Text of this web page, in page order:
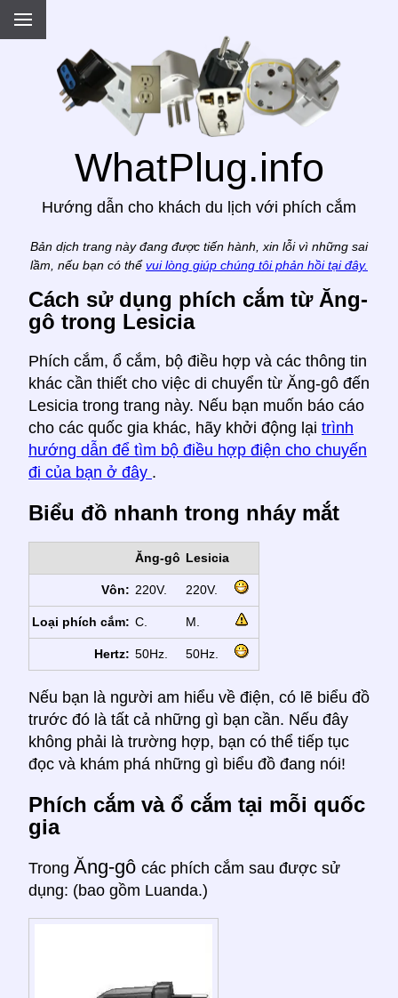
WhatPlug.info
Hướng dẫn cho khách du lịch với phích cắm
Bản dịch trang này đang được tiến hành, xin lỗi vì những sai
lầm, nếu bạn có thể vui lòng giúp chúng tôi phản hồi tại đây.
Cách sử dụng phích cắm từ Ăng-
gô trong Lesicia
Phích cắm, ổ cắm, bộ điều hợp và các thông tin
khác cần thiết cho việc di chuyển từ Ăng-gô đến
Lesicia trong trang này. Nếu bạn muốn báo cáo
cho các quốc gia khác, hãy khởi động lại trình
hướng dẫn để tìm bộ điều hợp điện cho chuyến
đi của bạn ở đây .
Biểu đồ nhanh trong nháy mắt
Ăng-gô Lesicia
Vôn: 220V. 220V.
Loại phích cắm: C. M.
Hertz: 50Hz. 50Hz.
Nếu bạn là người am hiểu về điện, có lẽ biểu đồ
trước đó là tất cả những gì bạn cần. Nếu đây
không phải là trường hợp, bạn có thể tiếp tục
đọc và khám phá những gì biểu đồ đang nói!
Phích cắm và ổ cắm tại mỗi quốc
gia
Trong Ăng-gô các phích cắm sau được sử
dụng: (bao gồm Luanda.)